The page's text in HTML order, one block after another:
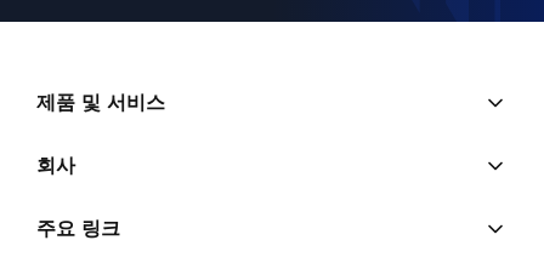
제품 및 서비스
회사
주요 링크